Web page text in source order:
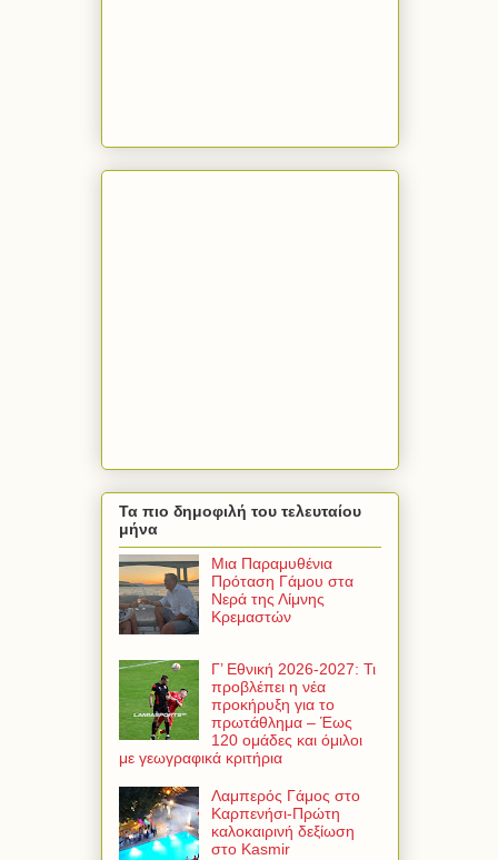
Τα πιο δημοφιλή του τελευταίου
μήνα
Μια Παραμυθένια
Πρόταση Γάμου στα
Νερά της Λίμνης
Κρεμαστών
Γ’ Εθνική 2026-2027: Τι
προβλέπει η νέα
προκήρυξη για το
πρωτάθλημα – Έως
120 ομάδες και όμιλοι
με γεωγραφικά κριτήρια
Λαμπερός Γάμος στο
Καρπενήσι-Πρώτη
καλοκαιρινή δεξίωση
στο Kasmir